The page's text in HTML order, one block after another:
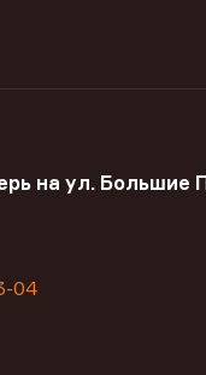
на ул. Большие
04